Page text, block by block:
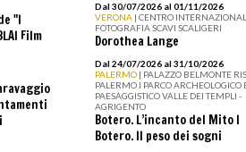
"I
Film
Dal 30/07/2026 al 01/11/2026
VERONA | CENTRO
FOTOGRAFIA SCAVI SCALIGERI
Dorothea Lange
Dal 24/07/2026 al 31/10/2026
PALERMO | PALAZZO BELMONTE
PALERMO I PARCO ARCHEOLOGICO
PAESAGGISTICO VALLE DEI TEMPLI -
AGRIGENTO
Botero. L’incanto del Mito I
Botero. Il peso dei sogni